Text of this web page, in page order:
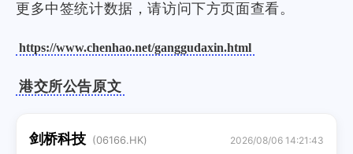
更多中签统计数据，请访问下方页面查看。
https://www.chenhao.net/ganggudaxin.html
港交所公告原文
剑桥科技 (06166.HK) 2026/08/06 14:21:43